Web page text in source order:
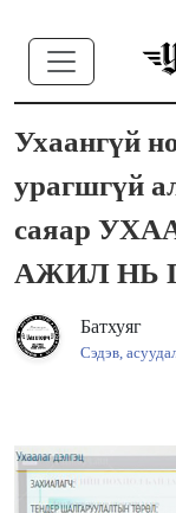
Ухаангүй
урагшгүй
саяар
АЖИЛ НЬ
Батхуяг
Сэдэв,